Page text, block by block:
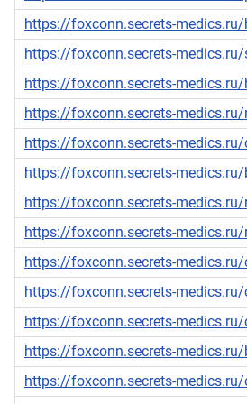
https://foxconn.secrets-
https://foxconn.secrets-
https://foxconn.secrets-
https://foxconn.secrets-
https://foxconn.secrets-
https://foxconn.secrets-
https://foxconn.secrets-
https://foxconn.secrets-
https://foxconn.secrets-
https://foxconn.secrets-
https://foxconn.secrets-
https://foxconn.secrets-
https://foxconn.secrets-